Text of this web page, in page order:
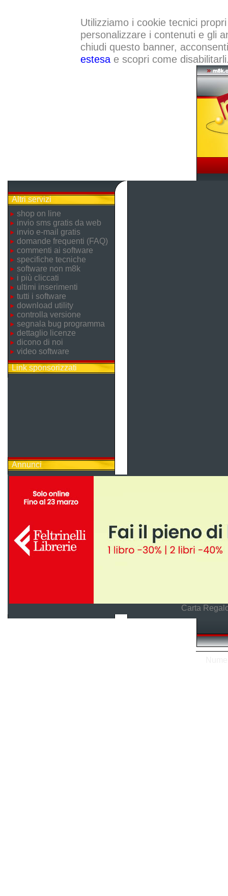
Utilizziamo i cookie tecnici
personalizzare i contenuti e gli
chiudi questo banner,
estesae scopri come
Altri servizi
shop on line
invio sms gratis da web
invio e-mail gratis
domande frequenti (FAQ)
commenti ai software
specifiche tecniche
software non m8k
i più cliccati
ultimi inserimenti
tutti i software
download utility
controlla versione
segnala bug programma
dettaglio licenze
dicono di noi
video software
Link sponsorizzati
Annunci
Carta